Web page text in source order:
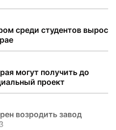
среди студентов вырос
могут получить до
проект
возродить завод